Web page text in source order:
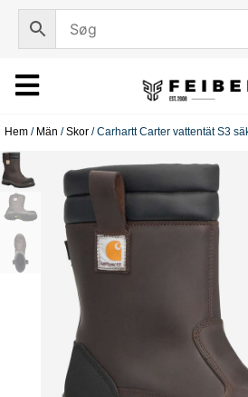
Hem / Män /Skor / Carhartt Carter vattentät S3